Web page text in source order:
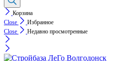
Корзина
Close
Избранное
Close
Недавно просмотренные